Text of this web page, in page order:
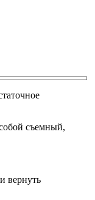
съемный,
вернуть